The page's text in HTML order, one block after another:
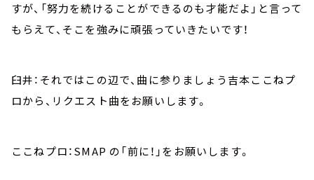
すが、「努力を続けることができるのも才能だよ」と言って
もらえて、そこを強みに頑張っていきたいです！
臼井：それではこの辺で、曲に参りましょう吉本ここねプ
ロから、リクエスト曲をお願いします。
ここねプロ：SMAP の「前に！」をお願いします。